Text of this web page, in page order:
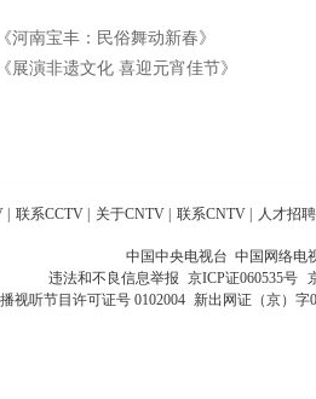
河南宝丰：民俗舞动新春》
展演非遗文化 喜迎元宵佳节》
| 联系CCTV | 关于CNTV | 联系CNTV | 人才招聘
中国中央电视台 中国网络电
违法和不良信息举报 京ICP证060535号
视听节目许可证号 0102004 新出网证（京）